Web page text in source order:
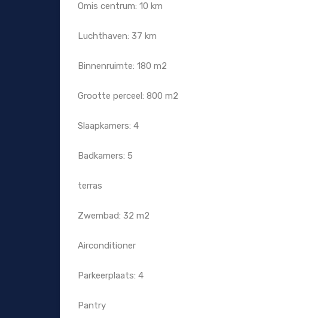
Omis centrum: 10 km
Luchthaven: 37 km
Binnenruimte: 180 m2
Grootte perceel: 800 m2
Slaapkamers: 4
Badkamers: 5
terras
Zwembad: 32 m2
Airconditioner
Parkeerplaats: 4
Pantry